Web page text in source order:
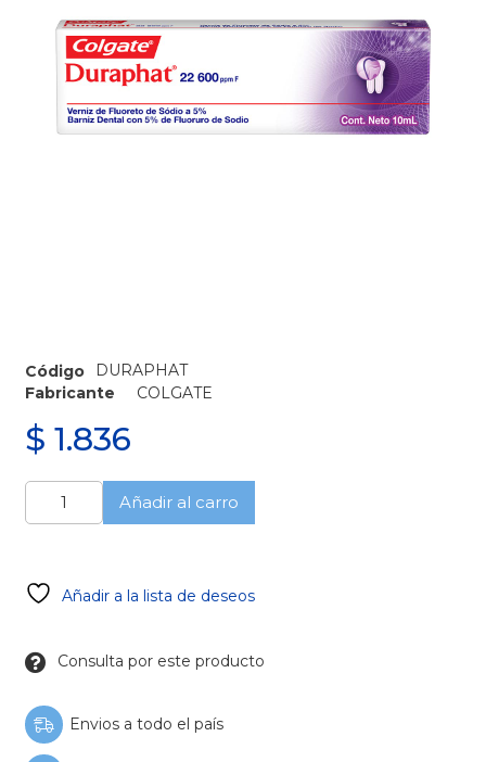
Código
DURAPHAT
Fabricante
COLGATE
$ 1.836
Crema
Dental
Varnish
cantidad
Añadir al carro
Añadir a la lista de deseos
Consulta por este producto
Envios a todo el país